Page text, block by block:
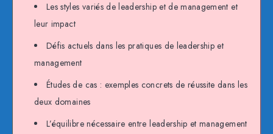
Les styles variés de leadership et de management et
leur impact
Défis actuels dans les pratiques de leadership et
management
Études de cas : exemples concrets de réussite dans les
deux domaines
L’équilibre nécessaire entre leadership et management